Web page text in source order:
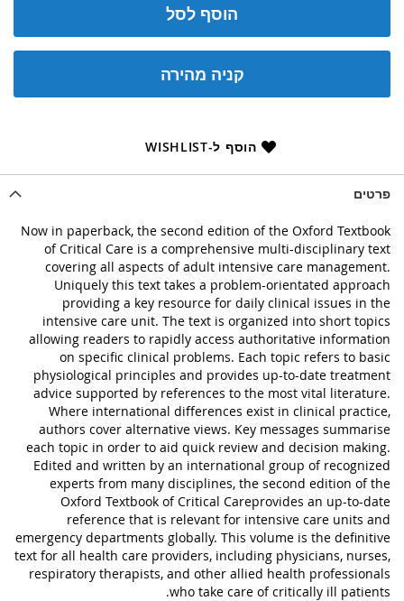
הוסף לסל
קניה מהירה
הוסף ל-WISHLIST
פרטים
Now in paperback, the second edition of the Oxford Textbook
of Critical Care is a comprehensive multi-disciplinary text
covering all aspects of adult intensive care management.
Uniquely this text takes a problem-orientated approach
providing a key resource for daily clinical issues in the
intensive care unit. The text is organized into short topics
allowing readers to rapidly access authoritative information
on specific clinical problems. Each topic refers to basic
physiological principles and provides up-to-date treatment
advice supported by references to the most vital literature.
Where international differences exist in clinical practice,
authors cover alternative views. Key messages summarise
each topic in order to aid quick review and decision making.
Edited and written by an international group of recognized
experts from many disciplines, the second edition of the
Oxford Textbook of Critical Careprovides an up-to-date
reference that is relevant for intensive care units and
emergency departments globally. This volume is the definitive
text for all health care providers, including physicians, nurses,
respiratory therapists, and other allied health professionals
who take care of critically ill patients.